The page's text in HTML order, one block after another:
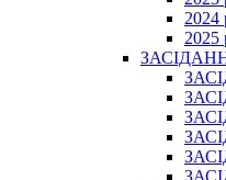
2024
2025